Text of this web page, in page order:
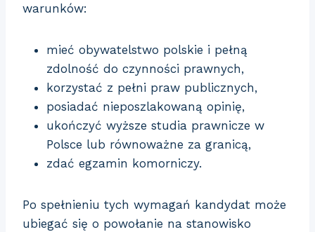
warunków:
mieć obywatelstwo polskie i pełną
zdolność do czynności prawnych,
korzystać z pełni praw publicznych,
posiadać nieposzlakowaną opinię,
ukończyć wyższe studia prawnicze w
Polsce lub równoważne za granicą,
zdać egzamin komorniczy.
Po spełnieniu tych wymagań kandydat może
ubiegać się o powołanie na stanowisko